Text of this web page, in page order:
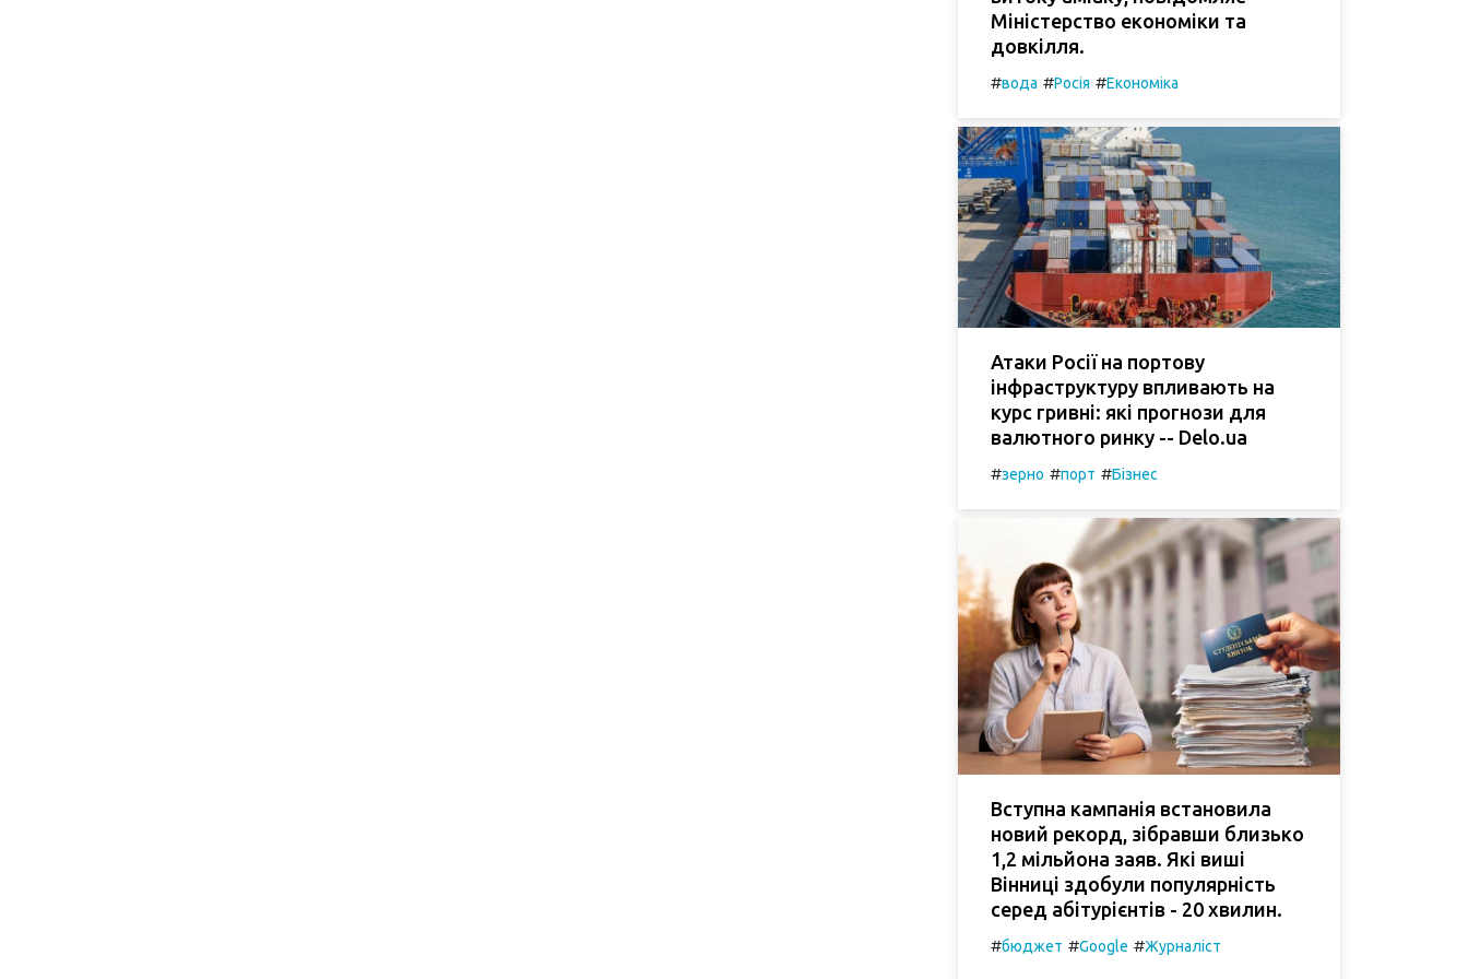
Міністерство економіки та
довкілля.
#вода #Росія #Економіка
Атаки Росії на портову
інфраструктуру впливають на
курс гривні: які прогнози для
валютного ринку -- Delo.ua
#зерно #порт #Бізнес
Вступна кампанія встановила
новий рекорд, зібравши близько
1,2 мільйона заяв. Які виші
Вінниці здобули популярність
серед абітурієнтів - 20 хвилин.
#бюджет #Google #Журналіст